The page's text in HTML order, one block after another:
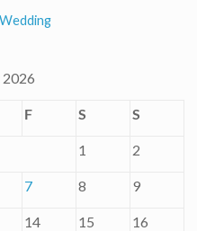
Wedding
F S S
1 2
7 8 9
14 15 16